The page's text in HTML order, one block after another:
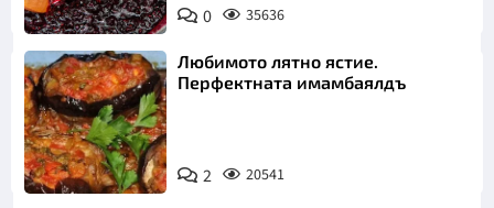
0 35636
Любимото лятно ястие.
Перфектната имамбаялдъ
2 20541